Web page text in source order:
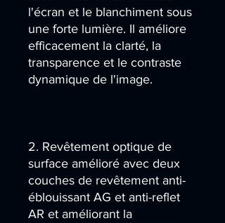
l'écran et le blanchiment sous
une forte lumière. Il améliore
efficacement la clarté, la
transparence et le contraste
dynamique de l'image.
2. Revêtement optique de
surface amélioré avec deux
couches de revêtement anti-
éblouissant AG et anti-reflet
AR et améliorant la